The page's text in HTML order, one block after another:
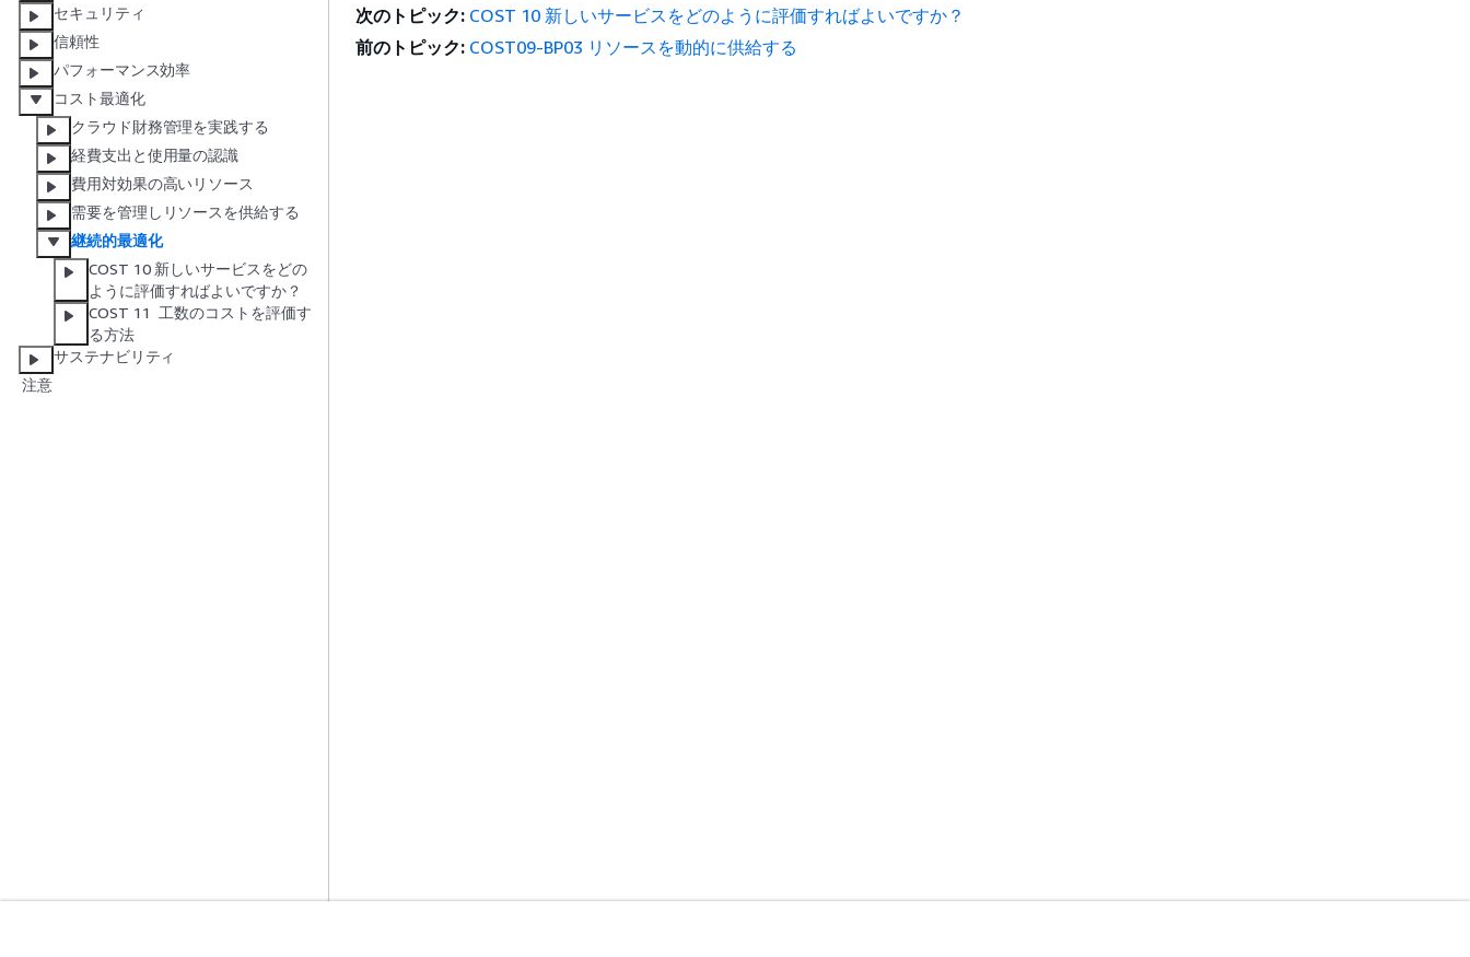
セキュリティ
信頼性
パフォーマンス効率
コスト最適化
クラウド財務管理を実践する
経費支出と使用量の認識
費用対効果の高いリソース
需要を管理しリソースを供給する
継続的最適化
COST 10 新しいサービスをどの
ように評価すればよいですか？
COST 11 工数のコストを評価す
る方法
サステナビリティ
注意
次のトピック: COST 10 新しいサービスをどのように評価すればよいですか？
前のトピック: COST09-BP03 リソースを動的に供給する